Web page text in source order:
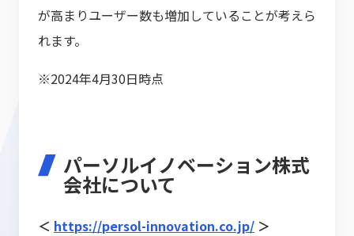
が高まりユーザー数も増加していることが考えら
れます。
※2024年4月30日時点
パーソルイノベーション株式
会社について
＜ https://persol-innovation.co.jp/ ＞